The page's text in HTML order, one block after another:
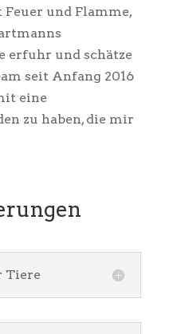
und Flamme,
erfuhr und schätze
seit Anfang 2016
eine
zu haben, die mir
Tiere